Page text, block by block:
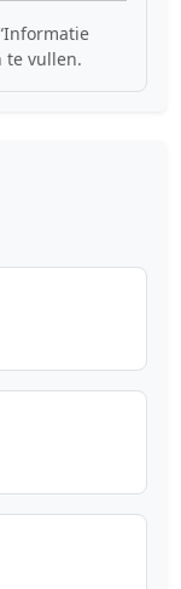
te vullen.